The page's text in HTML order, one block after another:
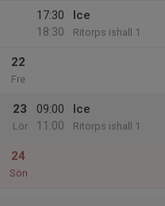
17:30
18:30
Ice
Ritorps ishall 1
22
Fre
23
Lör
09:00
11:00
Ice
Ritorps ishall 1
24
Sön